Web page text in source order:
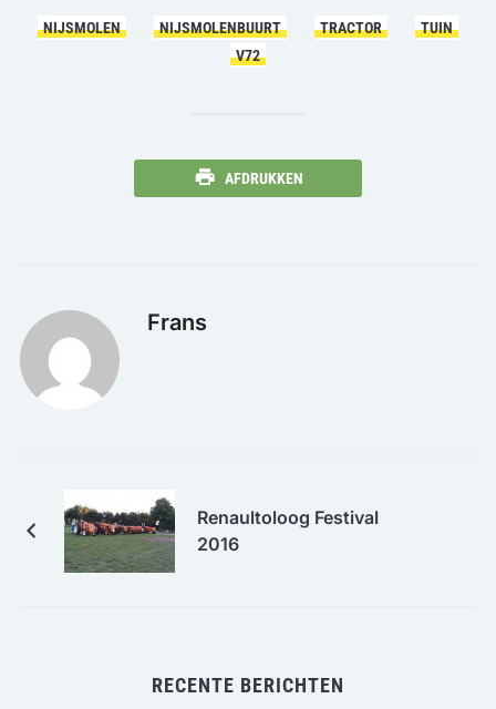
NIJSMOLEN NIJSMOLENBUURT TRACTOR
TUIN
V72
AFDRUKKEN
Frans
Renaultoloog Festival
2016
RECENTE BERICHTEN